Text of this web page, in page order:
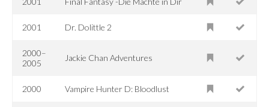
2001 Dr. Dolittle 2
2000–
2005
Jackie Chan Adventures
2000 Vampire Hunter D: Bloodlust